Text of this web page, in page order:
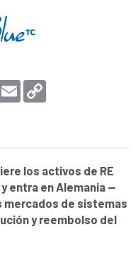
e
m
E
m
los activos de RE
entra en Alemania —
mercados de sistemas
y reembolso del